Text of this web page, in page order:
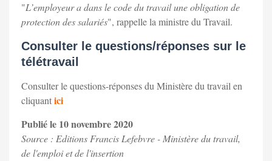
"L’employeur a dans le code du travail une obligation de
protection des salariés", rappelle la ministre du Travail.
Consulter le questions/réponses sur le
télétravail
Consulter le questions-réponses du Ministère du travail en
cliquantici
Publié le 10 novembre 2020
Source : Editions Francis Lefebvre - Ministère du travail,
de l'emploi et de l'insertion